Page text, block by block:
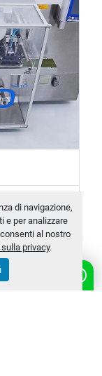
di navigazione,
e per analizzare
al nostro
privacy.
42 mm
B1240
0005-WH